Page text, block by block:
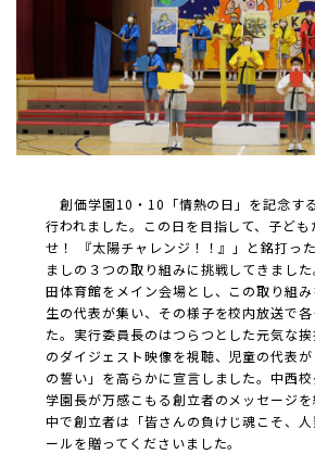
創価学園10・10「情熱の日」を記念す
行われました。この日を目指して、子ど
せ！ 『太陽チャレンジ！！』」と銘打っ
ましの３つの取り組みに挑戦してきまし
田体育館をメイン会場とし、この取り組
生の代表が集い、その様子を校内放送で
た。実行委員長のはつらつとした元気な
のダイジェスト映像を視聴、児童の代表
の誓い」を高らかに宣言しました。中西
学園長が万感こもる創立者のメッセージ
中で創立者は「皆さんの負けじ魂こそ、
ールを贈ってくださいました。